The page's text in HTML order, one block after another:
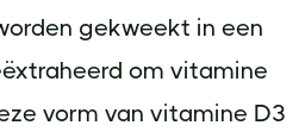
gekweekt in een
om vitamine
vorm van vitamine D3